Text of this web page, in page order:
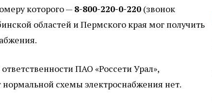
которого — 8-800-220-0-220 (звонок
областей и Пермского края мог получить
ПАО «Россети Урал»,
схемы электроснабжения нет.